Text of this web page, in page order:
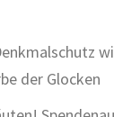
der Glocken